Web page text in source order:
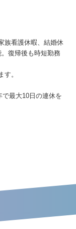
族看護休暇、結婚休
復帰後も時短勤務
。
で最大10日の連休を